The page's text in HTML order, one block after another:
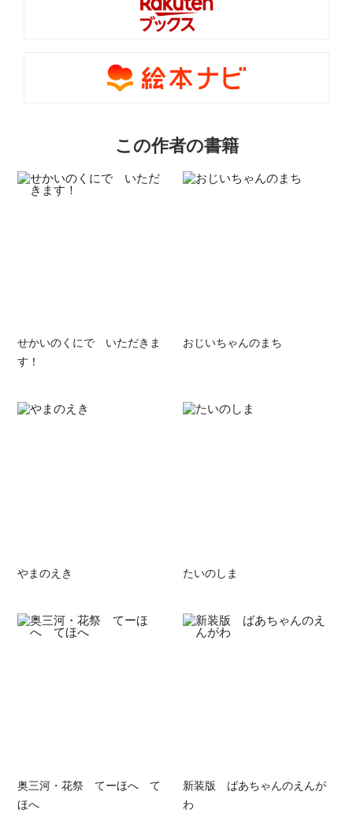
この作者の書籍
せかいのくにで いただきま
す！
おじいちゃんのまち
やまのえき たいのしま
奥三河・花祭 てーほへ て
ほへ
新装版 ばあちゃんのえんが
わ